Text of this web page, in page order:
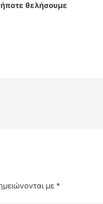
θελήσουμε
με *